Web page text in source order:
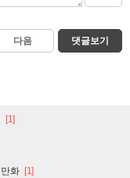
다음 댓글보기
[1]
화 [1]